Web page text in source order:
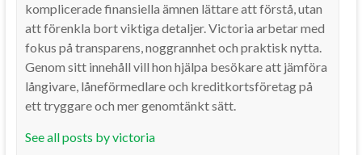
komplicerade finansiella ämnen lättare att förstå, utan
att förenkla bort viktiga detaljer. Victoria arbetar med
fokus på transparens, noggrannhet och praktisk nytta.
Genom sitt innehåll vill hon hjälpa besökare att jämföra
långivare, låneförmedlare och kreditkortsföretag på
ett tryggare och mer genomtänkt sätt.
See all posts by victoria